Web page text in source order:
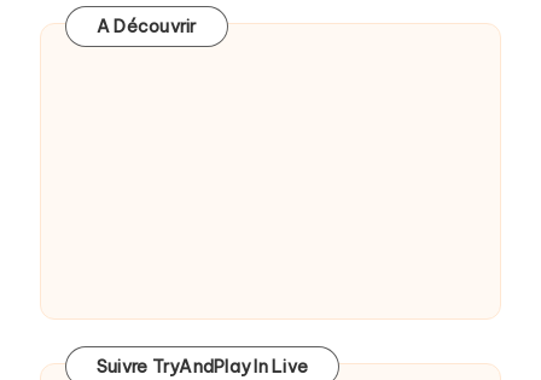
A Découvrir
Suivre TryAndPlay In Live